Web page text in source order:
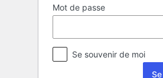
Mot de passe
Se souvenir de moi